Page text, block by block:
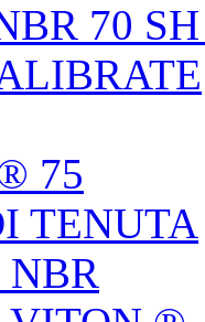
70
75
TENUTA
NBR